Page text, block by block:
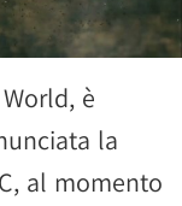
è
la
al momento